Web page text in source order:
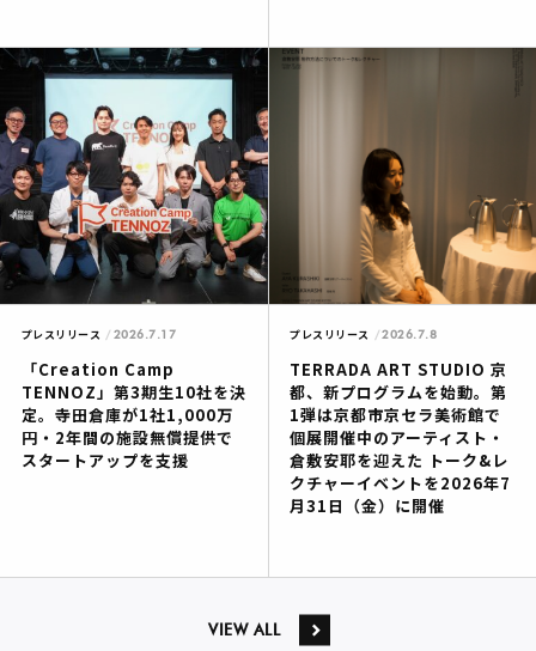
プレスリリース 2026.7.17
「Creation Camp
TENNOZ」第3期生10社を決
定。寺田倉庫が1社1,000万
円・2年間の施設無償提供で
スタートアップを支援
プレスリリース 2026.7.8
TERRADA ART STUDIO 京
都、新プログラムを始動。第
1弾は京都市京セラ美術館で
個展開催中のアーティスト・
倉敷安耶を迎えた トーク&レ
クチャーイベントを2026年7
月31日（金）に開催
VIEW ALL